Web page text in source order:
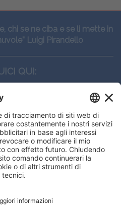
chi se ne ciba e se li mette in
Luigi Pirandello
QUI:
srl
21 - 20134, Milano
ORARI